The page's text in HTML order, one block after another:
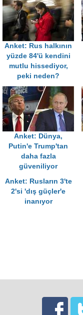
Anket: Rus halkının
yüzde 84'ü kendini
mutlu hissediyor,
peki neden?
Anket: Dünya,
Putin'e Trump'tan
daha fazla
güveniliyor
Anket: Rusların 3'te
2'si 'dış güçler'e
inanıyor